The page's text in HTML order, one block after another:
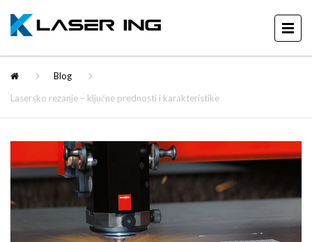
Blog
Lasersko rezanje – ključne prednosti i karakteristike